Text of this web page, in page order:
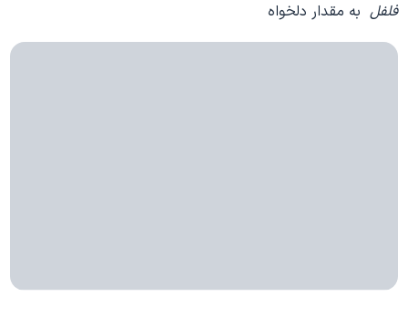
فلفل به مقدار دلخواه